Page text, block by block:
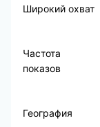
Широкий охват
Частота
показов
География